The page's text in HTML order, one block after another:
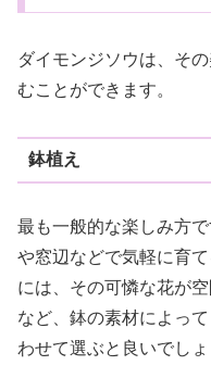
ダイモンジソウは、そ
むことができます。
鉢植え
最も一般的な楽しみ方
や窓辺などで気軽に育
には、その可憐な花が
など、鉢の素材によっ
わせて選ぶと良いでしょ